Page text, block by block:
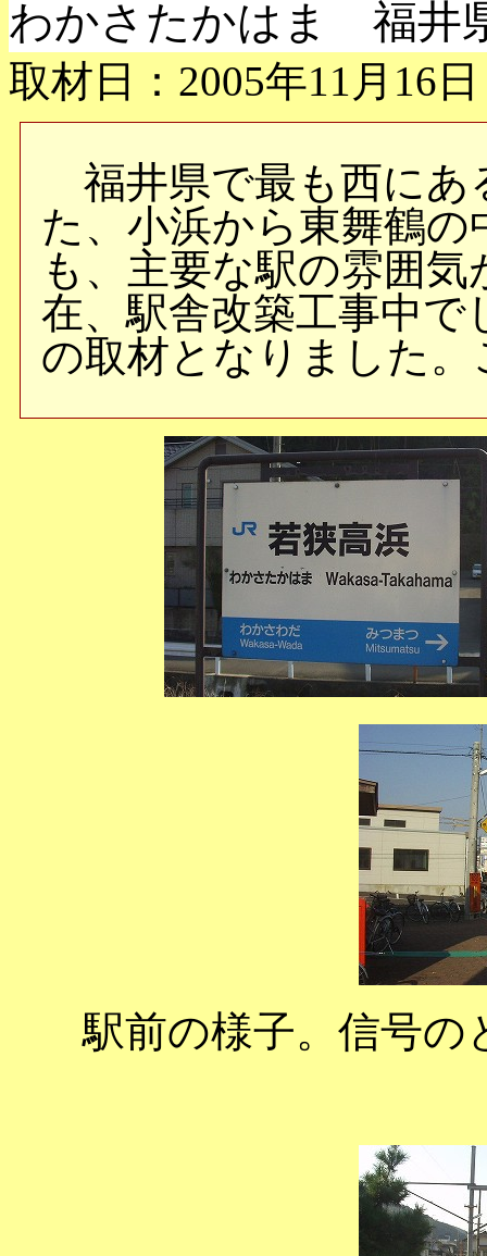
わかさたかはま 福井
取材日：2005年11月16日
福井県で最も西にあ
た、小浜から東舞鶴
も、主要な駅の雰囲
在、駅舎改築工事中
の取材となりました
駅前の様子。信号の